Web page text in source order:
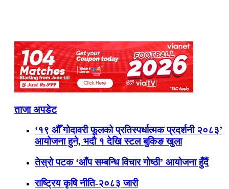
ताजा अपडेट
‘१९ औँ गोदावरी फूलको प्रतिस्पर्धात्मक प्रदर्शनी २०८३’
आयोजना हुने, भदौ १ देखि स्टल बुकिङ खुला
तेस्रो पटक ‘आँप सम्बन्धि विचार गोष्ठी’ आयोजना हुँदैं
राष्ट्रिय कृषि नीति-२०८३ जारी